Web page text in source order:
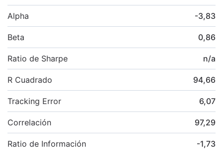
Alpha -3,83
Beta 0,86
Ratio de Sharpe n/a
R Cuadrado 94,66
Tracking Error 6,07
Correlación 97,29
Ratio de Información -1,73